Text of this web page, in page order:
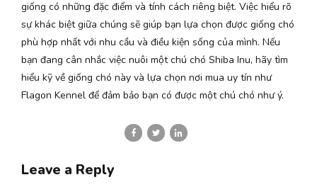
giống có những đặc điểm và tính cách riêng biệt. Việc hiểu rõ
sự khác biệt giữa chúng sẽ giúp bạn lựa chọn được giống chó
phù hợp nhất với nhu cầu và điều kiện sống của mình. Nếu
bạn đang cân nhắc việc nuôi một chú chó Shiba Inu, hãy tìm
hiểu kỹ về giống chó này và lựa chọn nơi mua uy tín như
Flagon Kennel để đảm bảo bạn có được một chú chó như ý.
Leave a Reply